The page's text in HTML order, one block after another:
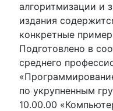
алгоритмизации и
издания
конкретные
Подготовлено в
среднего
по укрупненным
10.00.00